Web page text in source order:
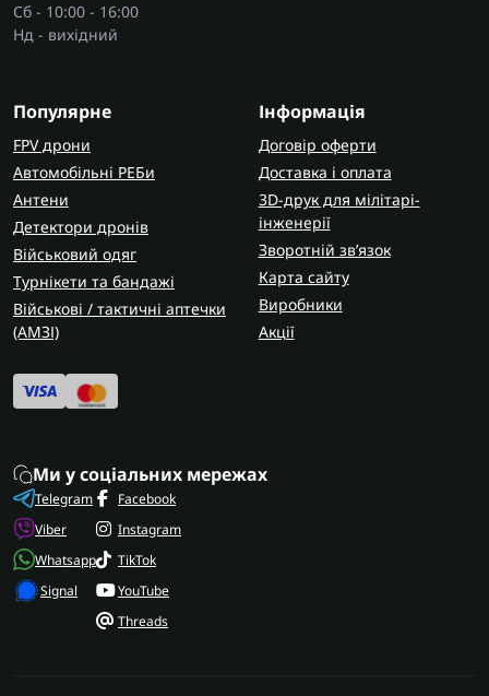
Сб - 10:00 - 16:00
Нд - вихідний
Популярне
FPV дрони
Автомобільні РЕБи
Антени
Детектори дронів
Військовий одяг
Турнікети та бандажі
Військові / тактичні аптечки
(AMЗІ)
Інформація
Договір оферти
Доставка і оплата
3D-друк для мілітарі-
інженерії
Зворотній зв’язок
Карта сайту
Виробники
Акції
Ми у соціальних мережах
Telegram
Viber
Whatsapp
Signal
Facebook
Instagram
TikTok
YouTube
Threads